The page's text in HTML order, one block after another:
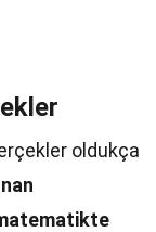
oldukça